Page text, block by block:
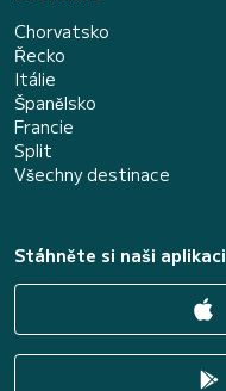
Chorvatsko
Řecko
Itálie
Španělsko
Francie
Split
Všechny destinace
Stáhněte si naši aplikaci